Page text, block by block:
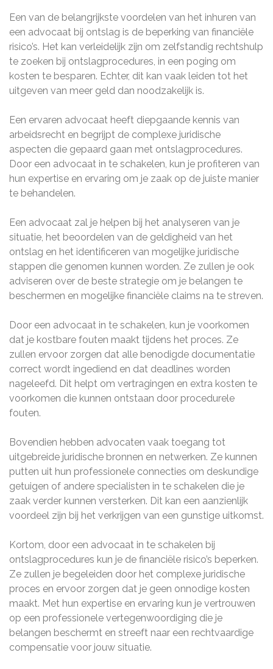
Een van de belangrijkste voordelen van het inhuren van
een advocaat bij ontslag is de beperking van financiële
risico’s. Het kan verleidelijk zijn om zelfstandig rechtshulp
te zoeken bij ontslagprocedures, in een poging om
kosten te besparen. Echter, dit kan vaak leiden tot het
uitgeven van meer geld dan noodzakelijk is.
Een ervaren advocaat heeft diepgaande kennis van
arbeidsrecht en begrijpt de complexe juridische
aspecten die gepaard gaan met ontslagprocedures.
Door een advocaat in te schakelen, kun je profiteren van
hun expertise en ervaring om je zaak op de juiste manier
te behandelen.
Een advocaat zal je helpen bij het analyseren van je
situatie, het beoordelen van de geldigheid van het
ontslag en het identificeren van mogelijke juridische
stappen die genomen kunnen worden. Ze zullen je ook
adviseren over de beste strategie om je belangen te
beschermen en mogelijke financiële claims na te streven.
Door een advocaat in te schakelen, kun je voorkomen
dat je kostbare fouten maakt tijdens het proces. Ze
zullen ervoor zorgen dat alle benodigde documentatie
correct wordt ingediend en dat deadlines worden
nageleefd. Dit helpt om vertragingen en extra kosten te
voorkomen die kunnen ontstaan ​​door procedurele
fouten.
Bovendien hebben advocaten vaak toegang tot
uitgebreide juridische bronnen en netwerken. Ze kunnen
putten uit hun professionele connecties om deskundige
getuigen of andere specialisten in te schakelen die je
zaak verder kunnen versterken. Dit kan een aanzienlijk
voordeel zijn bij het verkrijgen van een gunstige uitkomst.
Kortom, door een advocaat in te schakelen bij
ontslagprocedures kun je de financiële risico’s beperken.
Ze zullen je begeleiden door het complexe juridische
proces en ervoor zorgen dat je geen onnodige kosten
maakt. Met hun expertise en ervaring kun je vertrouwen
op een professionele vertegenwoordiging die je
belangen beschermt en streeft naar een rechtvaardige
compensatie voor jouw situatie.